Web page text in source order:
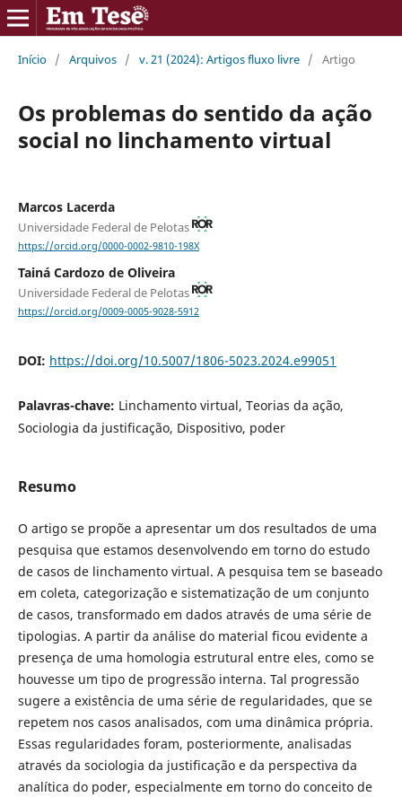
Início / Arquivos / v. 21 (2024): Artigos fluxo livre / Artigo
Os problemas do sentido da ação
social no linchamento virtual
Marcos Lacerda
Universidade Federal de Pelotas
https://orcid.org/0000-0002-9810-198X
Tainá Cardozo de Oliveira
Universidade Federal de Pelotas
https://orcid.org/0009-0005-9028-5912
DOI: https://doi.org/10.5007/1806-5023.2024.e99051
Palavras-chave: Linchamento virtual, Teorias da ação,
Sociologia da justificação, Dispositivo, poder
Resumo
O artigo se propõe a apresentar um dos resultados de uma
pesquisa que estamos desenvolvendo em torno do estudo
de casos de linchamento virtual. A pesquisa tem se baseado
em coleta, categorização e sistematização de um conjunto
de casos, transformado em dados através de uma série de
tipologias. A partir da análise do material ficou evidente a
presença de uma homologia estrutural entre eles, como se
houvesse um tipo de progressão interna. Tal progressão
sugere a existência de uma série de regularidades, que se
repetem nos casos analisados, com uma dinâmica própria.
Essas regularidades foram, posteriormente, analisadas
através da sociologia da justificação e da perspectiva da
analítica do poder, especialmente em torno do conceito de